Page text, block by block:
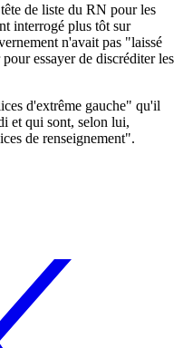
de liste du RN pour les
interrogé plus tôt sur
n'avait pas "laissé
essayer de discréditer les
d'extrême gauche" qu'il
et qui sont, selon lui,
de renseignement".